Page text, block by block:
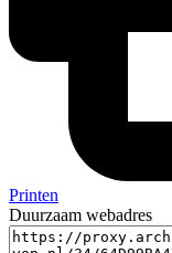
Printen
Duurzaam webadres